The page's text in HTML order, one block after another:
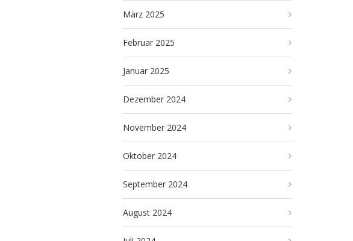
März 2025
Februar 2025
Januar 2025
Dezember 2024
November 2024
Oktober 2024
September 2024
August 2024